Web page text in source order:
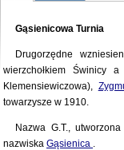
Gąsienicowa Turnia
Drugorzędne
wierzchołkiem Świnicy a
Klemensiewiczowa),
towarzysze w 1910.
Nazwa G.T.,
nazwiska Gąsienica .